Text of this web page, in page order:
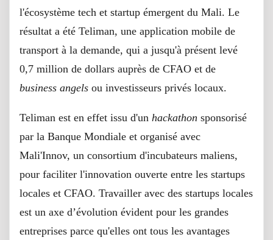
l'écosystème tech et startup émergent du Mali. Le
résultat a été Teliman, une application mobile de
transport à la demande, qui a jusqu'à présent levé
0,7 million de dollars auprès de CFAO et de
business angels ou investisseurs privés locaux.
Teliman est en effet issu d'un hackathon sponsorisé
par la Banque Mondiale et organisé avec
Mali'Innov, un consortium d'incubateurs maliens,
pour faciliter l'innovation ouverte entre les startups
locales et CFAO. Travailler avec des startups locales
est un axe d’évolution évident pour les grandes
entreprises parce qu'elles ont tous les avantages